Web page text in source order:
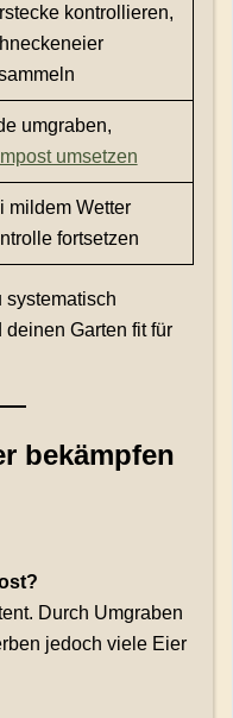
kontrollieren,
umgraben,
umsetzen
mildem Wetter
fortsetzen
Garten fit für
bekämpfen
Durch Umgraben
jedoch viele Eier